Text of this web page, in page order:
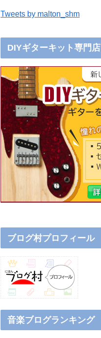
Tweets by malton_shm
DIYギターキット専門店
ブログ村プロフィール
音楽ブログランキング